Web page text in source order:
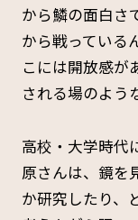
から鱗の面白さ
から戦っている
こには開放感が
される場のよう
高校・大学時代
原さんは、鏡を
か研究したり、